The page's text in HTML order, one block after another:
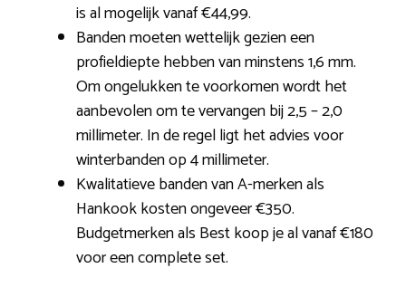
is al mogelijk vanaf €44,99.
Banden moeten wettelijk gezien een
profieldiepte hebben van minstens 1,6 mm.
Om ongelukken te voorkomen wordt het
aanbevolen om te vervangen bij 2,5 – 2,0
millimeter. In de regel ligt het advies voor
winterbanden op 4 millimeter.
Kwalitatieve banden van A-merken als
Hankook kosten ongeveer €350.
Budgetmerken als Best koop je al vanaf €180
voor een complete set.